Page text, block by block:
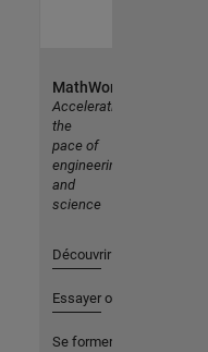
MathWorks
Accelerating
the
pace of
engineering
and
science
Découvrir les produits
Essayer ou acheter
Se former